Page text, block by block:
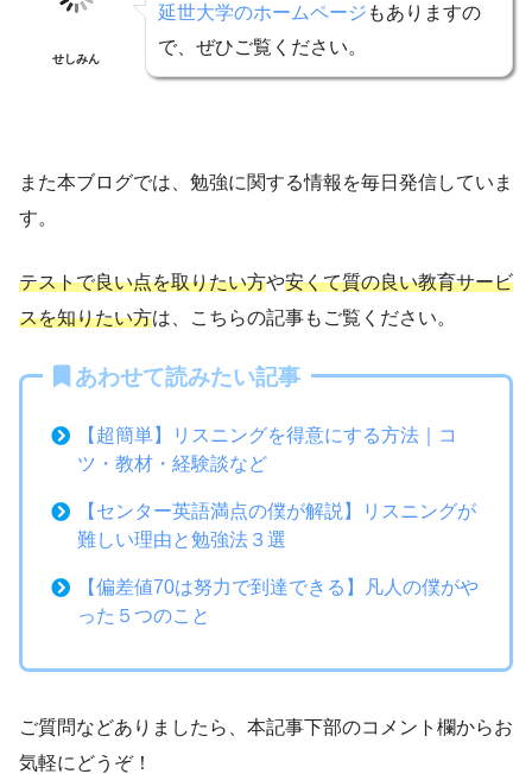
せしみん
延世大学のホームページ もありますの
で、ぜひご覧ください。
また本ブログでは、勉強に関する情報を毎日発信していま
す。
テストで良い点を取りたい方や安くて質の良い教育サービ
スを知りたい方は、こちらの記事もご覧ください。
あわせて読みたい記事
【超簡単】リスニングを得意にする方法｜コ
ツ・教材・経験談など
【センター英語満点の僕が解説】リスニングが
難しい理由と勉強法３選
【偏差値70は努力で到達できる】凡人の僕がや
った５つのこと
ご質問などありましたら、本記事下部のコメント欄からお
気軽にどうぞ！